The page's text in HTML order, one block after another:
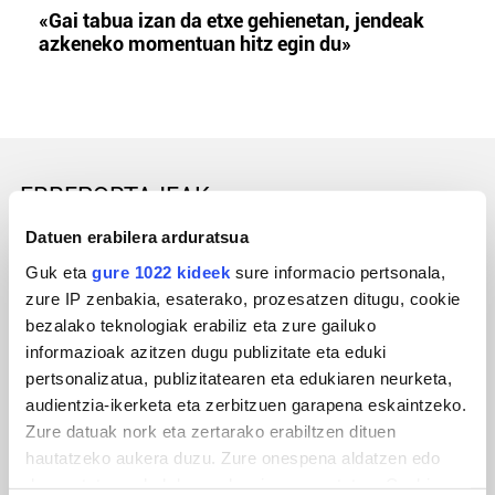
Datuen erabilera arduratsua
Guk eta gure 1022 kideek sure informacio pertsonala,
zure IP zenbakia, esaterako, prozesatzen ditugu, cookie
bezalako teknologiak erabiliz eta zure gailuko
informazioak azitzen dugu publizitate eta eduki
pertsonalizatua, publizitatearen eta edukiaren neurketa,
audientzia-ikerketa eta zerbitzuen garapena eskaintzeko.
Zure datuak nork eta zertarako erabiltzen dituen
hautatzeko aukera duzu. Zure onespena aldatzen edo
«Gai tabua izan da etxe gehienetan, jendeak
azkeneko momentuan hitz egin du»
ERREPORTAJEAK
URBIAKO FESTA